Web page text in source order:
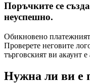
Поръчките се
неуспешно.
Обикновено платежният
Проверете неговите
търговският ви акаунт
Нужна ли ви е